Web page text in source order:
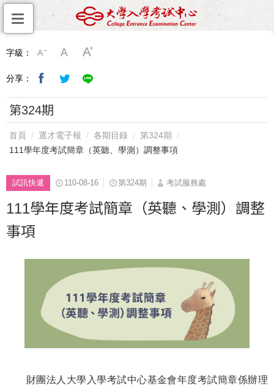
字級：
分享：
第324期
首頁 選才電子報 各期目錄
第324期
111學年度考試簡章（英聽、學測）調整事項
試訊快遞 110-08-16 第324期 考試服務處
111學年度考試簡章（英聽、學測）調整
事項
財團法人大學入學考試中心基金會年度考試簡章係辦理